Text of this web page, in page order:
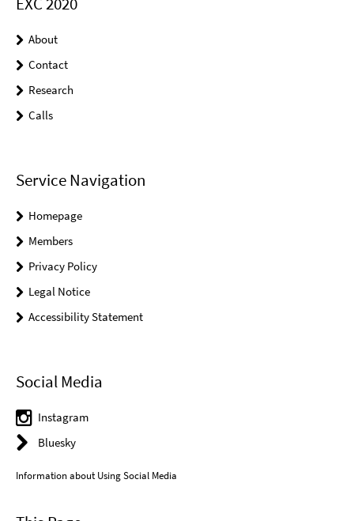
About
Contact
Research
Calls
Service Navigation
Homepage
Members
Privacy Policy
Legal Notice
Accessibility Statement
Social Media
Instagram
Bluesky
Information about Using Social Media